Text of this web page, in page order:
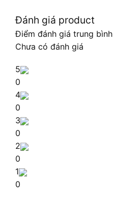
Đánh giá product
Điểm đánh giá trung bình
Chưa có đánh giá
5
0
4
0
3
0
2
0
1
0